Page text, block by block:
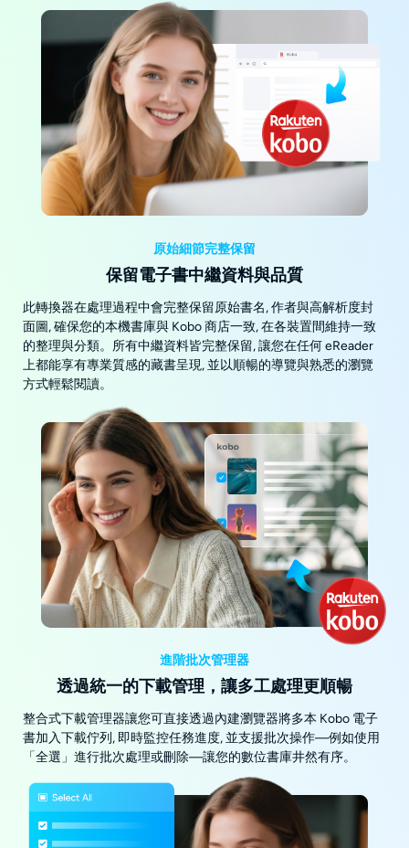
原始細節完整保留
保留電子書中繼資料與品質
此轉換器在處理過程中會完整保留原始書名, 作者與高解析度封
面圖, 確保您的本機書庫與 Kobo 商店一致, 在各裝置間維持一致
的整理與分類。所有中繼資料皆完整保留, 讓您在任何 eReader
上都能享有專業質感的藏書呈現, 並以順暢的導覽與熟悉的瀏覽
方式輕鬆閱讀。
進階批次管理器
透過統一的下載管理，讓多工處理更順暢
整合式下載管理器讓您可直接透過內建瀏覽器將多本 Kobo 電子
書加入下載佇列, 即時監控任務進度, 並支援批次操作—例如使用
「全選」進行批次處理或刪除—讓您的數位書庫井然有序。